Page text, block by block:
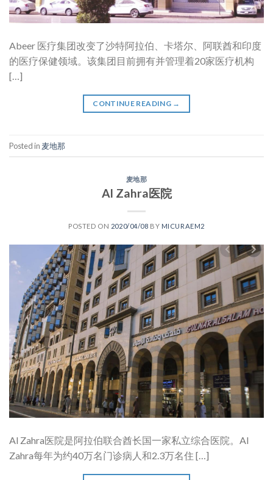
Abeer 医疗集团改变了沙特阿拉伯、卡塔尔、阿联酋和印度
的医疗保健领域。该集团目前拥有并管理着20家医疗机构
[…]
CONTINUE READING →
Posted in 麦地那
麦地那
Al Zahra医院
POSTED ON 2020/04/08 BY MICURAEM2
Al Zahra医院是阿拉伯联合酋长国一家私立综合医院。Al
Zahra每年为约40万名门诊病人和2.3万名住 […]